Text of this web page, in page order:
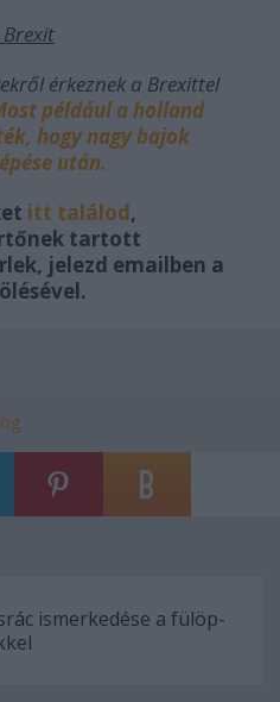
érkeznek a Brexittel
például a holland
hogy nagy bajok
után.
itt találod,
tartott
jelezd emailben a
ismerkedése a fülöp-